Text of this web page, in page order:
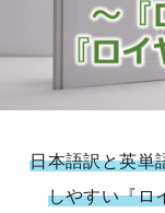
日本語訳と英単
しやすい『ロ